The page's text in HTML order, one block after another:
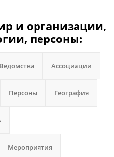
и организации,
персоны:
Ведомства Ассоциации
Персоны География
Мероприятия